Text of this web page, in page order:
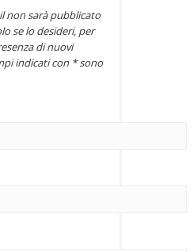
non sarà pubblicato
se lo desideri, per
di nuovi
indicati con * sono